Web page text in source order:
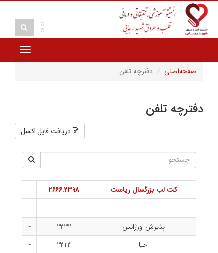
Toggle
صفحه‌اصلی
دفترچه تلفن
دفترچه تلفن
دریافت فایل اکسل
کت لب بزرگسال رياست 2666.2398
پذيرش اورژانس 3332
-
احيا
3323
-